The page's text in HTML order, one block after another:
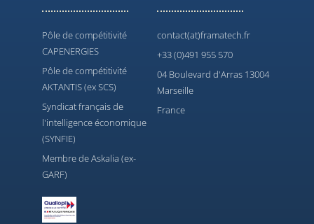
Pôle de compétitivité
CAPENERGIES
Pôle de compétitivité
AKTANTIS (ex SCS)
Syndicat français de
l'intelligence économique
(SYNFIE)
Membre de Askalia (ex-
GARF)
contact(at)framatech.fr
+33 (0)491 955 570
04 Boulevard d'Arras 13004
Marseille
France